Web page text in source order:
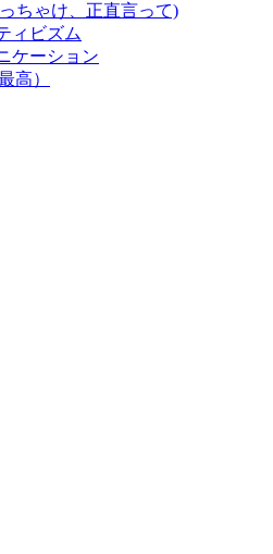
ちゃけ、正直言って)
ィビズム
ケーション
高）